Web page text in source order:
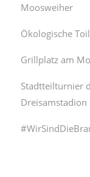
Moosweiher
Ökologische
Grillplatz am
Stadtteilturnier
Dreisamstadion